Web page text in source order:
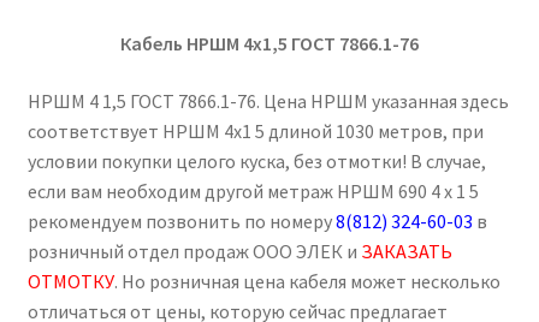
Кабель НРШМ 4х1,5 ГОСТ 7866.1-76
НРШМ 4 1,5 ГОСТ 7866.1-76. Цена НРШМ указанная здесь
соответствует НРШМ 4х1 5 длиной 1030 метров, при
условии покупки целого куска, без отмотки! В случае,
если вам необходим другой метраж НРШМ 690 4 х 1 5
рекомендуем позвонить по номеру8(812) 324-60-03 в
розничный отдел продаж ООО ЭЛЕК и ЗАКАЗАТЬ
ОТМОТКУ. Но розничная цена кабеля может несколько
отличаться от цены, которую сейчас предлагает